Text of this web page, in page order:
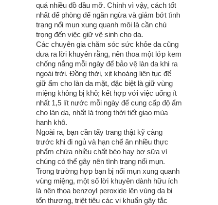
quá nhiều đồ dầu mỡ. Chính vì vậy, cách tốt
nhất để phòng để ngăn ngừa và giảm bớt tình
trạng nổi mụn xung quanh môi là cần chú
trọng đến việc giữ vệ sinh cho da.
Các chuyên gia chăm sóc sức khỏe da cũng
đưa ra lời khuyên rằng, nên thoa một lớp kem
chống nắng mỗi ngày để bảo vệ làn da khi ra
ngoài trời. Đồng thời, xịt khoáng liên tục để
giữ ẩm cho làn da mặt, đặc biệt là giữ vùng
miệng không bị khô; kết hợp với việc uống ít
nhất 1,5 lít nước mỗi ngày để cung cấp độ ẩm
cho làn da, nhất là trong thời tiết giao mùa
hanh khô.
Ngoài ra, bạn cần tẩy trang thật kỹ càng
trước khi đi ngủ và hạn chế ăn nhiều thực
phẩm chứa nhiều chất béo hay bơ sữa vì
chúng có thể gây nên tình trạng nổi mụn.
Trong trường hợp bạn bị nổi mụn xung quanh
vùng miệng, một số lời khuyên dành hữu ích
là nên thoa benzoyl peroxide lên vùng da bị
tổn thương, triệt tiêu các vi khuẩn gây tắc